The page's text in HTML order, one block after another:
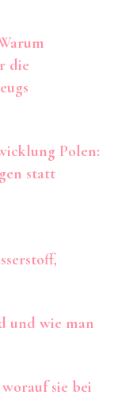
die
Polen:
statt
und wie man
sie bei